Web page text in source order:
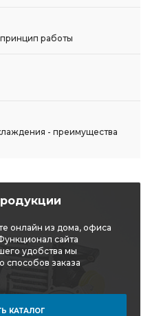
работы
- преимущества
онлайн из дома, офиса
сайта
удобства мы
способов заказа
КАТАЛОГ